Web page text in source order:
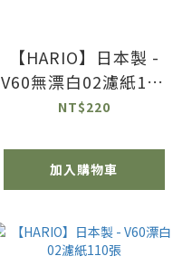
【HARIO】日本製 -
V60無漂白02濾紙110
張
NT$220
加入購物車